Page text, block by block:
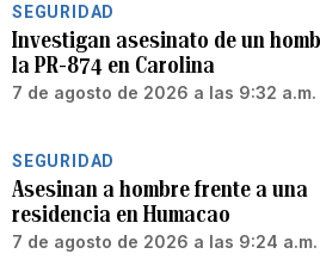
SEGURIDAD
Investigan asesinato de un
la PR-874 en Carolina
7 de agosto de 2026 a las 9:32 a.m.
SEGURIDAD
Asesinan a hombre frente a una
residencia en Humacao
7 de agosto de 2026 a las 9:24 a.m.